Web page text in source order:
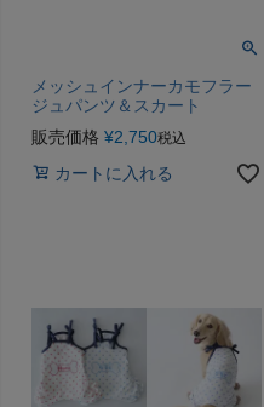
メッシュインナーカモフラー
ジュパンツ＆スカート
販売価格 ¥2,750税込
カートに入れる